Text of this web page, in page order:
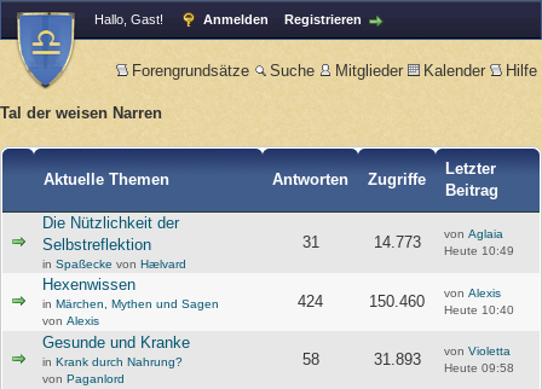
Hallo, Gast! Anmelden Registrieren
Forengrundsätze Suche Mitglieder Kalender Hilfe
Tal der weisen Narren
Aktuelle Themen Antworten Zugriffe
Letzter
Beitrag
Die Nützlichkeit der
Selbstreflektion
in Spaßecke von Hælvard
31 14.773 von Aglaia
Heute 10:49
Hexenwissen
in Märchen, Mythen und Sagen
von Alexis
424 150.460 von Alexis
Heute 10:40
Gesunde und Kranke
in Krank durch Nahrung?
von Paganlord
58 31.893 von Violetta
Heute 09:58